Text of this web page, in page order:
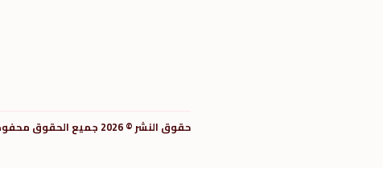
حقوق النشر © 2026 جميع الحقوق محفوظة مركز الاعتماد الخليجي